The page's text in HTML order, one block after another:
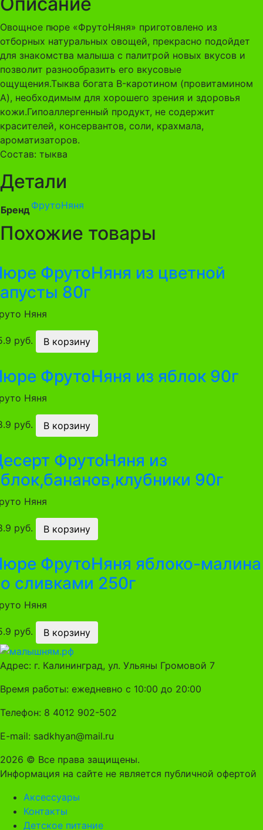
Овощное пюре «ФрутоНяня» приготовлено из
отборных натуральных овощей, прекрасно подойдет
для знакомства малыша с палитрой новых вкусов и
позволит разнообразить его вкусовые
ощущения.Тыква богата B-каротином (провитамином
A), необходимым для хорошего зрения и здоровья
кожи.Гипоаллергенный продукт, не содержит
красителей, консервантов, соли, крахмала,
ароматизаторов.
Состав: тыква
Детали
БрендФрутоНяня
Похожие товары
ФрутоНяня из цветной
80г
Няня
руб. В корзину
ФрутоНяня из яблок 90г
Няня
руб. В корзину
ФрутоНяня из
90г
Няня
руб. В корзину
ФрутоНяня яблоко-малина
сливками 250г
Няня
руб. В корзину
Адрес: г. Калининград, ул. Ульяны Громовой 7
Время работы: ежедневно с 10:00 до 20:00
Телефон: 8 4012 902-502
E-mail: sadkhyan@mail.ru
2026 © Все права защищены.
Информация на сайте не является публичной офертой
Аксессуары
Контакты
Детское питание